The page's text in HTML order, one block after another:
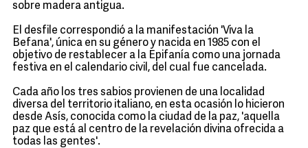
sobre madera antigua.
El desfile correspondió a la manifestación 'Viva la
Befana', única en su género y nacida en 1985 con el
objetivo de restablecer a la Epifanía como una jornada
festiva en el calendario civil, del cual fue cancelada.
Cada año los tres sabios provienen de una localidad
diversa del territorio italiano, en esta ocasión lo hicieron
desde Asís, conocida como la ciudad de la paz, 'aquella
paz que está al centro de la revelación divina ofrecida a
todas las gentes'.